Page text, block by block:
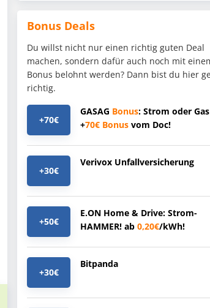
Bonus Deals
Du willst nicht nur einen richtig guten Deal
machen, sondern dafür auch noch mit
Bonus belohnt werden? Dann bist du hier
richtig.
+70€
GASAG Bonus: Strom oder Gas
+70€ Bonus vom Doc!
+30€
Verivox Unfallversicherung
+50€
E.ON Home & Drive: Strom-
HAMMER! ab 0,20€/kWh!
+30€
Bitpanda